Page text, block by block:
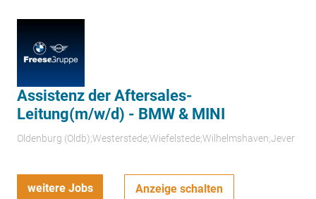
Assistenz der Aftersales-
Leitung(m/w/d) - BMW & MINI
Oldenburg (Oldb);Westerstede;Wiefelstede;Wilhelmshaven;Jever
weitere Jobs Anzeige schalten